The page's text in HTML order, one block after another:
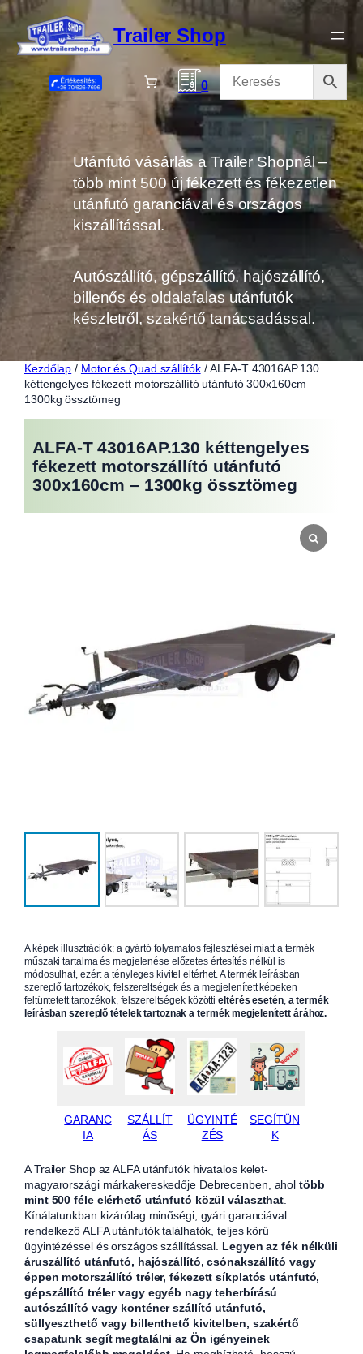
Ugrás
tartalomhoz
Trailer Shop
0
Utánfutó vásárlás a Trailer Shopnál –
több mint 500 új fékezett és fékezetlen
utánfutó garanciával és országos
kiszállítással.
Autószállító, gépszállító, hajószállító,
billenős és oldalafalas utánfutók
készletről, szakértő tanácsadással.
Kezdőlap / Motor és Quad szállítók/ ALFA-T 43016AP.130
kéttengelyes fékezett motorszállító utánfutó 300x160cm –
1300kg össztömeg
ALFA-T 43016AP.130 kéttengelyes
fékezett motorszállító utánfutó
300x160cm – 1300kg össztömeg
A képek illusztrációk; a gyártó folyamatos fejlesztései miatt a termék
műszaki tartalma és megjelenése előzetes értesítés nélkül is
módosulhat, ezért a tényleges kivitel eltérhet. A termék leírásban
szereplő tartozékok, felszereltségek és a megjelenített képeken
feltüntetett tartozékok, felszereltségek közöttieltérés esetén, a termék
leírásban szereplő tételek tartoznak a termék megjelenített árához.
GARANC
IA
SZÁLLÍT
ÁS
ÜGYINTÉ
ZÉS
SEGÍTÜN
K
A Trailer Shop az ALFA utánfutók hivatalos kelet-
magyarországi márkakereskedője Debrecenben, aholtöbb
mint 500 féle elérhető utánfutó közül választhat
Kínálatunkban kizárólag minőségi, gyári garanciával
rendelkező ALFA utánfutók találhatók, teljes körű
ügyintézéssel és országos szállítással. Legyen az fék nélküli
áruszállító utánfutó, hajószállító, csónakszállító vagy
éppen motorszállító tréler, fékezett síkplatós utánfutó,
gépszállító tréler vagy egyéb nagy teherbírású
autószállító vagy konténer szállító utánfutó,
süllyeszthető vagy billenthető kivitelben, szakértő
csapatunk segít megtalálni az Ön igényeinek